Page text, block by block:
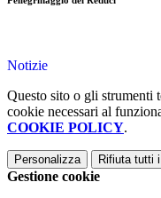
Notizie
Questo sito o gli strumenti
cookie necessari al
COOKIE POLICY.
Personalizza Rifiuta tutti
Gestione cookie